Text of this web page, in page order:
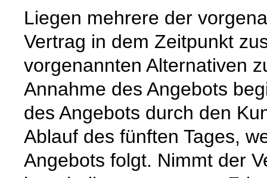
Liegen mehrere der
Vertrag in dem Zeitpunkt
vorgenannten Alternativen
Annahme des Angebots
des Angebots durch den
Ablauf des fünften Tages,
Angebots folgt. Nimmt der